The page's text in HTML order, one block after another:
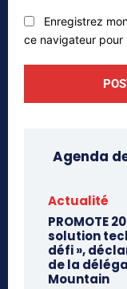
Enregistrez
ce navigateur pour
Agenda
Actualité
PROMOTE
solution
défi »,
de la
Mountain